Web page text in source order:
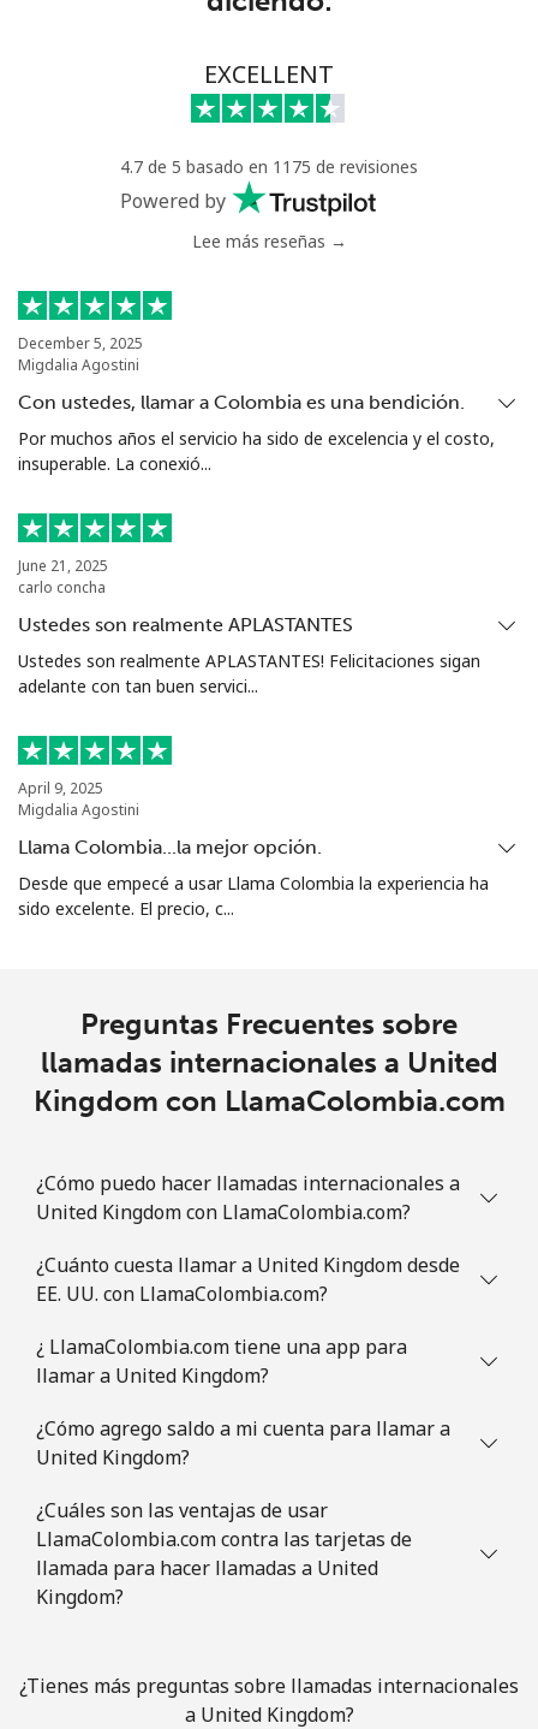
⁦16.9¢⁩ 29 min por ⁦$5⁩
⁦16.9¢⁩ 29 min por ⁦$5⁩
Tashkent ⁦16.5¢⁩
EXCELLENT
4.7 de 5 basado en 1175 de revisiones
Powered by
Lee más reseñas →
December 5, 2025
Migdalia Agostini
Con ustedes, llamar a Colombia es una bendición.
Por muchos años el servicio ha sido de excelencia y el costo,
insuperable. La conexió...
June 21, 2025
carlo concha
Ustedes son realmente APLASTANTES
Ustedes son realmente APLASTANTES! Felicitaciones sigan
adelante con tan buen servici...
April 9, 2025
Migdalia Agostini
Llama Colombia...la mejor opción.
Desde que empecé a usar Llama Colombia la experiencia ha
sido excelente. El precio, c...
Preguntas Frecuentes sobre
llamadas internacionales a United
Kingdom con LlamaColombia.com
¿Cómo puedo hacer llamadas internacionales a
United Kingdom con LlamaColombia.com?
¿Cuánto cuesta llamar a United Kingdom desde
EE. UU. con LlamaColombia.com?
¿ LlamaColombia.com tiene una app para
llamar a United Kingdom?
¿Cómo agrego saldo a mi cuenta para llamar a
United Kingdom?
¿Cuáles son las ventajas de usar
LlamaColombia.com contra las tarjetas de
llamada para hacer llamadas a United
Kingdom?
¿Tienes más preguntas sobre llamadas internacionales
a United Kingdom?